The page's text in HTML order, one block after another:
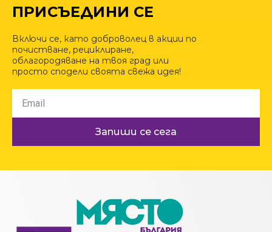
ПРИСЪЕДИНИ СЕ
Включи се, като доброволец в акции по
почистване, рециклиране,
облагородяване на твоя град или
просто сподели своята свежа идея!
Запиши се сега